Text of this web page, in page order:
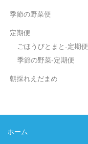
季節の野菜便
定期便
ごほうびとまと-定期便
季節の野菜-定期便
朝採れえだまめ
ホーム